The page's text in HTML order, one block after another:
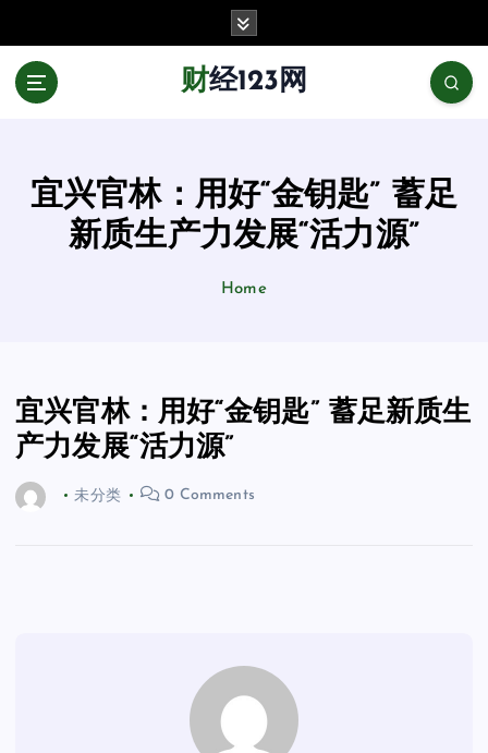
财经123网
宜兴官林：用好“金钥匙” 蓄足
新质生产力发展“活力源”
Home
宜兴官林：用好“金钥匙” 蓄足新质生
产力发展“活力源”
未分类 0 Comments